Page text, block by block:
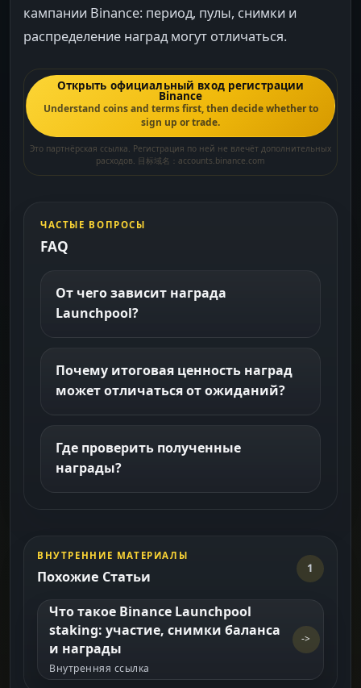
кампании Binance: период, пулы, снимки и
распределение наград могут отличаться.
Открыть официальный вход регистрации
Binance
Understand coins and terms first, then decide whether to
sign up or trade.
Это партнёрская ссылка. Регистрация по ней не влечёт дополнительных
расходов. 目标域名：accounts.binance.com
ЧАСТЫЕ ВОПРОСЫ
FAQ
От чего зависит награда
Launchpool?
Почему итоговая ценность наград
может отличаться от ожиданий?
Где проверить полученные
награды?
ВНУТРЕННИЕ МАТЕРИАЛЫ
Похожие Статьи 1
Что такое Binance Launchpool
staking: участие, снимки баланса
и награды
Внутренняя ссылка
->